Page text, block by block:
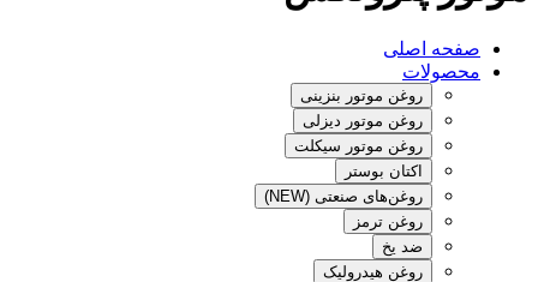
صفحه اصلی
محصولات
روغن موتور بنزینی
روغن موتور دیزلی
روغن موتور سیکلت
اکتان بوستر
روغن‌های صنعتی (NEW)
روغن ترمز
ضد یخ
روغن هیدرولیک